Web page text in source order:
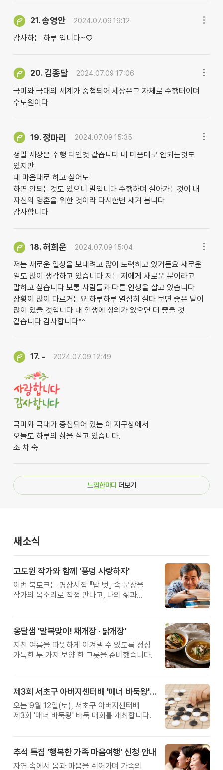
21.송영안 2024.07.09 19:12
감사하는 하루 입니다~♡
20.김종달 2024.07.09 17:06
극미와 극대의 세계가 중첩되어 세상은그 자체로 수행터이며
수도원이다
19.정마리 2024.07.09 15:35
정말 세상은 수행 터인것 같습니다 내 마음대로 안되는것도
있지만
내 마음대로 하고 싶어도
하면 안되는것도 있으니 말입니다 수행하며 살아가는것이 내
자신의 영혼을 위한 것이라 다시한번 새겨 봅니다
감사합니다
18.허희운 2024.07.09 15:04
저는 새로운 일상을 보내려고 많이 노력하고 있거든요 새로운
일도 많이 생각하고 있습니다 저는 저에게 새로운 분이라고
말하고 싶습니다 보통 사람들과 다른 인생을 살고 있습니다
상황이 많이 다르거든요 하루하루 열심히 살다 보면 좋은 날이
많이 있을 것입니다 내 인생에 성의가 있으면 더 좋을 것
같습니다 감사합니다^^
17. - 2024.07.09 12:49
극미와 극대가 중첩되어 있는 이 지구상에서
오늘도 하루의 삶을 살고 있습니다.
조 차 숙
느낌한마디 더보기
새소식
고도원 작가와 함께 '풍덩 사랑하자'
이번 북토크는 명상시집 『밥 벗』 속 문장을
작가의 목소리로 직접 만나고, 나의 삶과
옹달샘 '말복맞이! 채개장 · 닭개장'
지친 여름을 따뜻하게 이겨낼 수 있도록 정성
가득한 두 가지 보양 한 그릇을 준비했습니다.
제3회 서초구 아버지센터배 '매너 바둑왕' 대회
오는 9월 12일(토), 서초구 아버지센터배
제3회 '매너 바둑왕' 바둑 대회를 개최합니다.
추석 특집 '행복한 가족 마음여행' 신청 안내
자연 속에서 몸과 마음을 쉬어가며 가족의